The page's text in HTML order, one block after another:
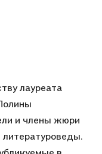
лауреата
и члены жюри